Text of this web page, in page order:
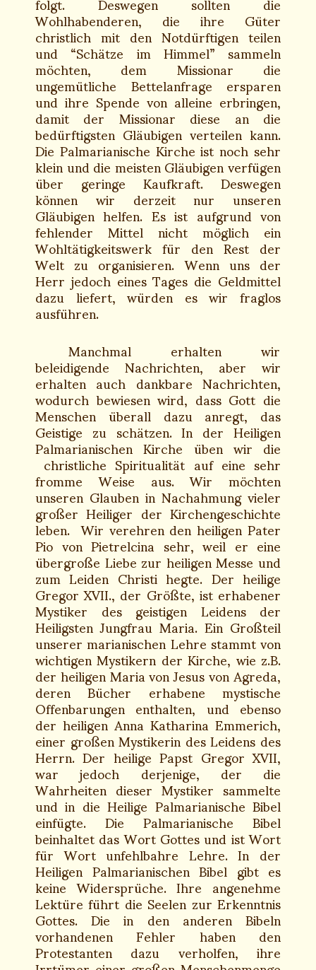
Wohlhabenderen, die ihre Güter
christlich mit den Notdürftigen teilen
und “Schätze im Himmel” sammeln
möchten, dem Missionar die
ungemütliche Bettelanfrage ersparen
und ihre Spende von alleine erbringen,
damit der Missionar diese an die
bedürftigsten Gläubigen verteilen kann.
Die Palmarianische Kirche ist noch sehr
klein und die meisten Gläubigen verfügen
über geringe Kaufkraft. Deswegen
können wir derzeit nur unseren
Gläubigen helfen. Es ist aufgrund von
fehlender Mittel nicht möglich ein
Wohltätigkeitswerk für den Rest der
Welt zu organisieren. Wenn uns der
Herr jedoch eines Tages die Geldmittel
dazu liefert, würden es wir fraglos
ausführen.
Manchmal erhalten wir
beleidigende Nachrichten, aber wir
erhalten auch dankbare Nachrichten,
wodurch bewiesen wird, dass Gott die
Menschen überall dazu anregt, das
Geistige zu schätzen. In der Heiligen
Palmarianischen Kirche üben wir die
christliche Spiritualität auf eine sehr
fromme Weise aus. Wir möchten
unseren Glauben in Nachahmung vieler
großer Heiliger der Kirchengeschichte
leben. Wir verehren den heiligen Pater
Pio von Pietrelcina sehr, weil er eine
übergroße Liebe zur heiligen Messe und
zum Leiden Christi hegte. Der heilige
Gregor XVII., der Größte, ist erhabener
Mystiker des geistigen Leidens der
Heiligsten Jungfrau Maria. Ein Großteil
unserer marianischen Lehre stammt von
wichtigen Mystikern der Kirche, wie z.B.
der heiligen Maria von Jesus von Agreda,
deren Bücher erhabene mystische
Offenbarungen enthalten, und ebenso
der heiligen Anna Katharina Emmerich,
einer großen Mystikerin des Leidens des
Herrn. Der heilige Papst Gregor XVII,
war jedoch derjenige, der die
Wahrheiten dieser Mystiker sammelte
und in die Heilige Palmarianische Bibel
einfügte. Die Palmarianische Bibel
beinhaltet das Wort Gottes und ist Wort
für Wort unfehlbahre Lehre. In der
Heiligen Palmarianischen Bibel gibt es
keine Widersprüche. Ihre angenehme
Lektüre führt die Seelen zur Erkenntnis
Gottes. Die in den anderen Bibeln
vorhandenen Fehler haben den
Protestanten dazu verholfen, ihre